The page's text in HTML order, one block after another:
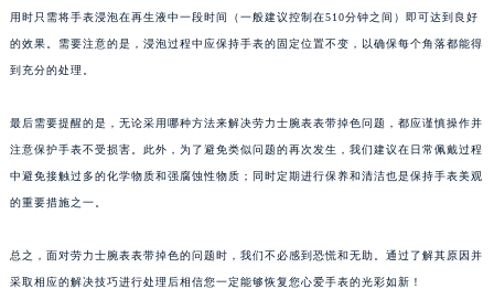
用时只需将手表浸泡在再生液中一段时间（一般建议控制在510分钟之间）即可达到良好
的效果。需要注意的是，浸泡过程中应保持手表的固定位置不变，以确保每个角落都能得
到充分的处理。
最后需要提醒的是，无论采用哪种方法来解决劳力士腕表表带掉色问题，都应谨慎操作并
注意保护手表不受损害。此外，为了避免类似问题的再次发生，我们建议在日常佩戴过程
中避免接触过多的化学物质和强腐蚀性物质；同时定期进行保养和清洁也是保持手表美观
的重要措施之一。
总之，面对劳力士腕表表带掉色的问题时，我们不必感到恐慌和无助。通过了解其原因并
采取相应的解决技巧进行处理后相信您一定能够恢复您心爱手表的光彩如新！